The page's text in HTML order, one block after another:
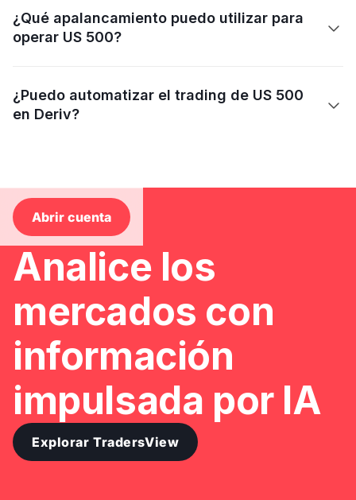
¿Qué apalancamiento puedo utilizar para
operar US 500?

¿Puedo automatizar el trading de US 500
en Deriv?

Abrir cuenta
Analice los
mercados con
información
impulsada por IA
Explorar TradersView
Slide 1 of 2.